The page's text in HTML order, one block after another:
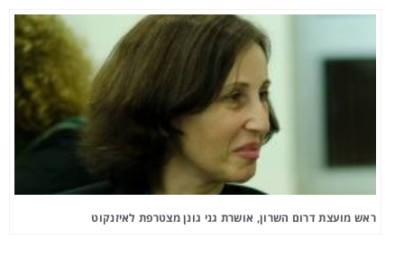
ראש מועצת דרום השרון, אושרת גני גונן מצטרפת לאיזנקוט